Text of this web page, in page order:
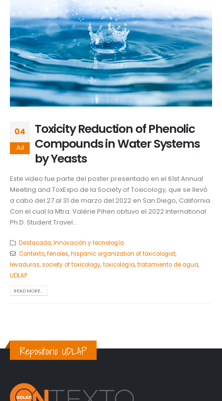
04
Jul
Toxicity Reduction of Phenolic
Compounds in Water Systems
by Yeasts
Este video fue parte del poster presentado en el 61st Annual
Meeting and ToxExpo de la Society of Toxicology, que se llevó
a cabo del 27 al 31 de marzo del 2022 en San Diego, California.
Con el cual la Mtra. Valérie Pihen obtuvo el 2022 International
Ph.D. Student Travel...
Destacada,Innovación y tecnología
Contexto,fenoles,hispanic organization of toxicologist,
levaduras,society of toxicology,toxicología,tratamiento de agua,
UDLAP
READ MORE...
Repositorio UDLAP